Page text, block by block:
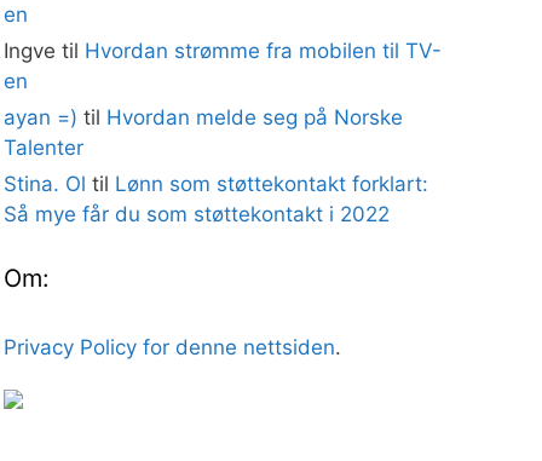
en
Ingve til Hvordan strømme fra mobilen til TV-
en
ayan =) til Hvordan melde seg på Norske
Talenter
Stina. Ol til Lønn som støttekontakt forklart:
Så mye får du som støttekontakt i 2022
Om:
Privacy Policy for denne nettsiden.